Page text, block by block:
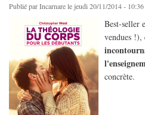
Publié parIncarnarele jeudi 20/11/2014 - 10:36
Best-seller
vendues !),
concrète.